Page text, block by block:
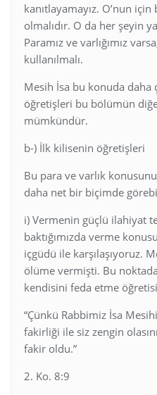
kanıtlayamayız. O’nun
olmalıdır. O da her şeyin
Paramız ve varlığımız
kullanılmalı.
Mesih İsa bu konuda
öğretişleri bu bölümün
mümkündür.
b-) İlk kilisenin öğretişleri
Bu para ve varlık
daha net bir biçimde
i) Vermenin güçlü ilahiyat
baktığımızda verme
içgüdü ile karşılaşıyoruz.
ölüme vermişti. Bu
kendisini feda etme
“Çünkü Rabbimiz İsa
fakirliği ile siz zengin
fakir oldu.”
2. Ko. 8:9